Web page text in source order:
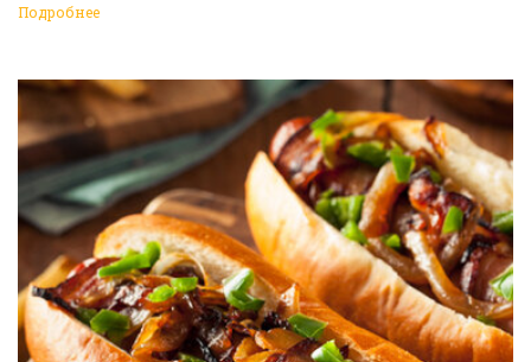
Подробнее